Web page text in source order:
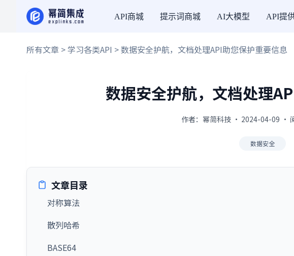
API商城 提示词商城 AI大模型 API提
所有文章 >学习各类API > 数据安全护航，文档处理API助您保护重要信息
数据安全护航，文档处理
作者：幂简科技 · 2024-04-09 ·
数据安全
文章目录
对称算法
散列哈希
BASE64